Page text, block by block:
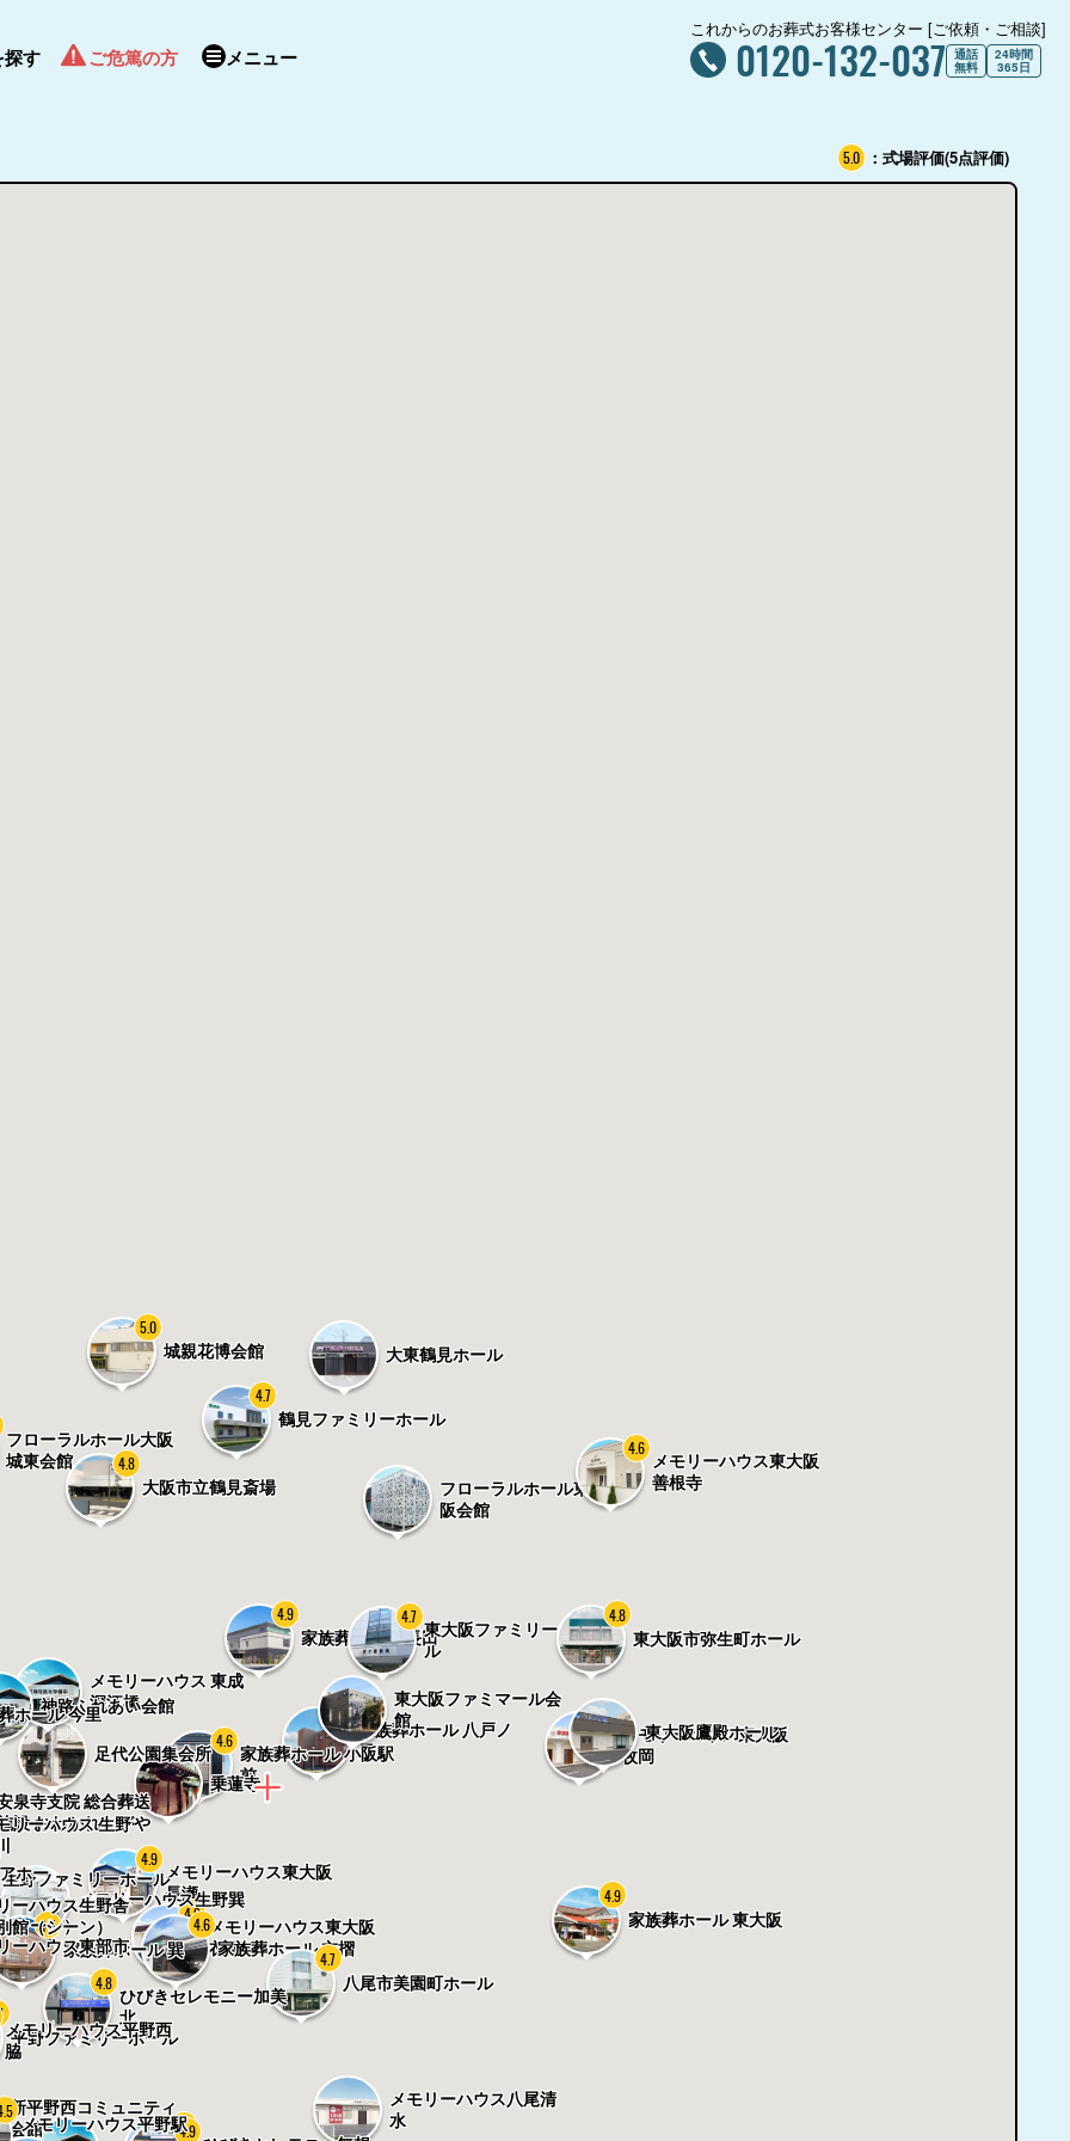
す ご危篤の方 メニュー
これからのお葬式お客様センター [ご依頼・ご相談]
0120-132-037 通話
無料
24時間
365日
5.0 ：式場評価(5点評価)
家族葬ホール 八戸ノ
里
4.7
家族葬ホール 小阪駅
前
4.6
乗蓮寺
東大阪ファミマール会
館
家族葬ホール 長田
4.9
メモリーハウス東大阪
長瀬
4.9
メモリーハウス東大阪
衣摺
4.9
東大阪ファミリーホー
ル
4.7
家族葬ホール 衣摺
4.6
八尾市美園町ホール
4.7
足代公園集会所
メモリーハウス 東成
深江橋
メモリーハウス生野巽
神路ふれあい会館
ひびきセレモニー加美
北
4.8
家族葬ホール 巽
4.5
泉寺支院 総合葬送
設 おわかれながや
フローラルホール東大
阪会館
メモリーハウス東大阪
枚岡
生野ファミリーホール
メモリーハウス八尾清
水
リーハウス 生野
東大阪鷹殿ホール
大阪市立鶴見斎場
4.8
家族葬ホール 東大阪
4.9
ホール 今里
東大阪市弥生町ホール
4.8
鶴見ファミリーホール
4.7
ーハウス生野舎
シーン）
ーハウス生野舎
館（シーン）
4.6
4.9
ーハウス東部市
平野ファミリーホール
メモリーハウス平野西
脇
大東鶴見ホール
ホー
新平野西コミュニティ
会館
フローラルホール大阪
城東会館
メモリーハウス平野駅
城親花博会館
5.0
メモリーハウス東大阪
善根寺
4.6